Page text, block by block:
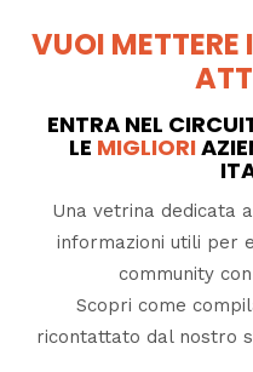
VUOI
ENTRA NEL
LE MIGLIORI
Una vetrina dedicata
informazioni utili per
community
Scopri come
ricontattato dal nostro